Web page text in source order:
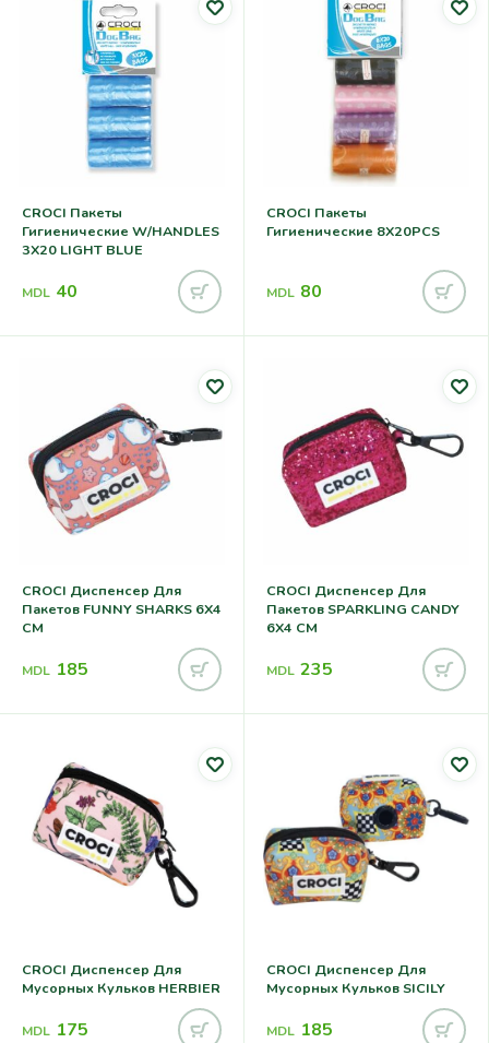
CROCI Пакеты
Гигиенические W/HANDLES
3X20 LIGHT BLUE
MDL 40
CROCI Пакеты
Гигиенические 8X20PCS
MDL 80
CROCI Диспенсер Для
Пакетов FUNNY SHARKS 6X4
CM
MDL 185
CROCI Диспенсер Для
Пакетов SPARKLING CANDY
6X4 CM
MDL 235
CROCI Диспенсер Для
Мусорных Кульков HERBIER
MDL 175
CROCI Диспенсер Для
Мусорных Кульков SICILY
MDL 185